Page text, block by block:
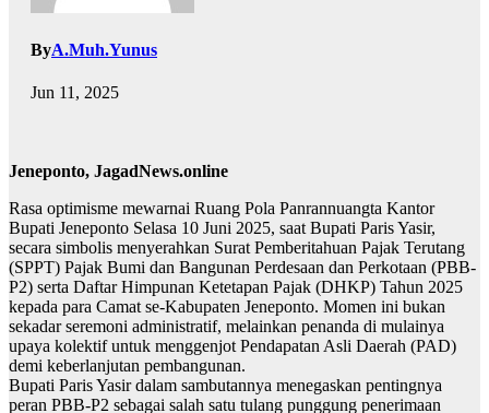
ByA.Muh.Yunus
Jun 11, 2025
Jeneponto, JagadNews.online
Rasa optimisme mewarnai Ruang Pola Panrannuangta Kantor
Bupati Jeneponto Selasa 10 Juni 2025, saat Bupati Paris Yasir,
secara simbolis menyerahkan Surat Pemberitahuan Pajak Terutang
(SPPT) Pajak Bumi dan Bangunan Perdesaan dan Perkotaan (PBB-
P2) serta Daftar Himpunan Ketetapan Pajak (DHKP) Tahun 2025
kepada para Camat se-Kabupaten Jeneponto. Momen ini bukan
sekadar seremoni administratif, melainkan penanda di mulainya
upaya kolektif untuk menggenjot Pendapatan Asli Daerah (PAD)
demi keberlanjutan pembangunan.
Bupati Paris Yasir dalam sambutannya menegaskan pentingnya
peran PBB-P2 sebagai salah satu tulang punggung penerimaan